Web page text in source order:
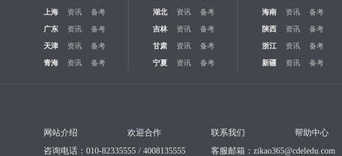
上海
资讯 备考 湖北 资讯 备考 海南 资讯 备考
广东
资讯 备考 吉林 资讯 备考 陕西 资讯 备考
天津
资讯 备考 甘肃 资讯 备考 浙江 资讯 备考
青海
资讯 备考 宁夏 资讯 备考 新疆 资讯 备考
网站介绍 欢迎合作 联系我们
帮助中心
咨询电话：010-82335555 / 4008135555
客服邮箱： zikao365@cdeledu.com